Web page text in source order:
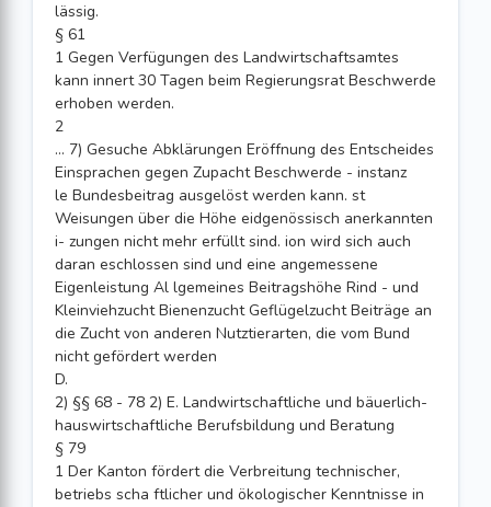
lässig.
§ 61
1 Gegen Verfügungen des Landwirtschaftsamtes
kann innert 30 Tagen beim Regierungsrat Beschwerde
erhoben werden.
2
... 7) Gesuche Abklärungen Eröffnung des Entscheides
Einsprachen gegen Zupacht Beschwerde - instanz
le Bundesbeitrag ausgelöst werden kann. st
Weisungen über die Höhe eidgenössisch anerkannten
i- zungen nicht mehr erfüllt sind. ion wird sich auch
daran eschlossen sind und eine angemessene
Eigenleistung Al lgemeines Beitragshöhe Rind - und
Kleinviehzucht Bienenzucht Geflügelzucht Beiträge an
die Zucht von anderen Nutztierarten, die vom Bund
nicht gefördert werden
D.
2) §§ 68 - 78 2) E. Landwirtschaftliche und bäuerlich-
hauswirtschaftliche Berufsbildung und Beratung
§ 79
1 Der Kanton fördert die Verbreitung technischer,
betriebs scha ftlicher und ökologischer Kenntnisse in